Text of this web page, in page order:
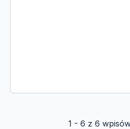
1 - 6 z 6